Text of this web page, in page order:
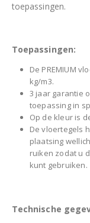
toepassingen.
Toepassingen:
De PREMIUM
kg/m3.
3 jaar garantie
toepassing in
Op de kleur is
De vloertegels
plaatsing
ruiken zodat u
kunt gebruiken.
Technische